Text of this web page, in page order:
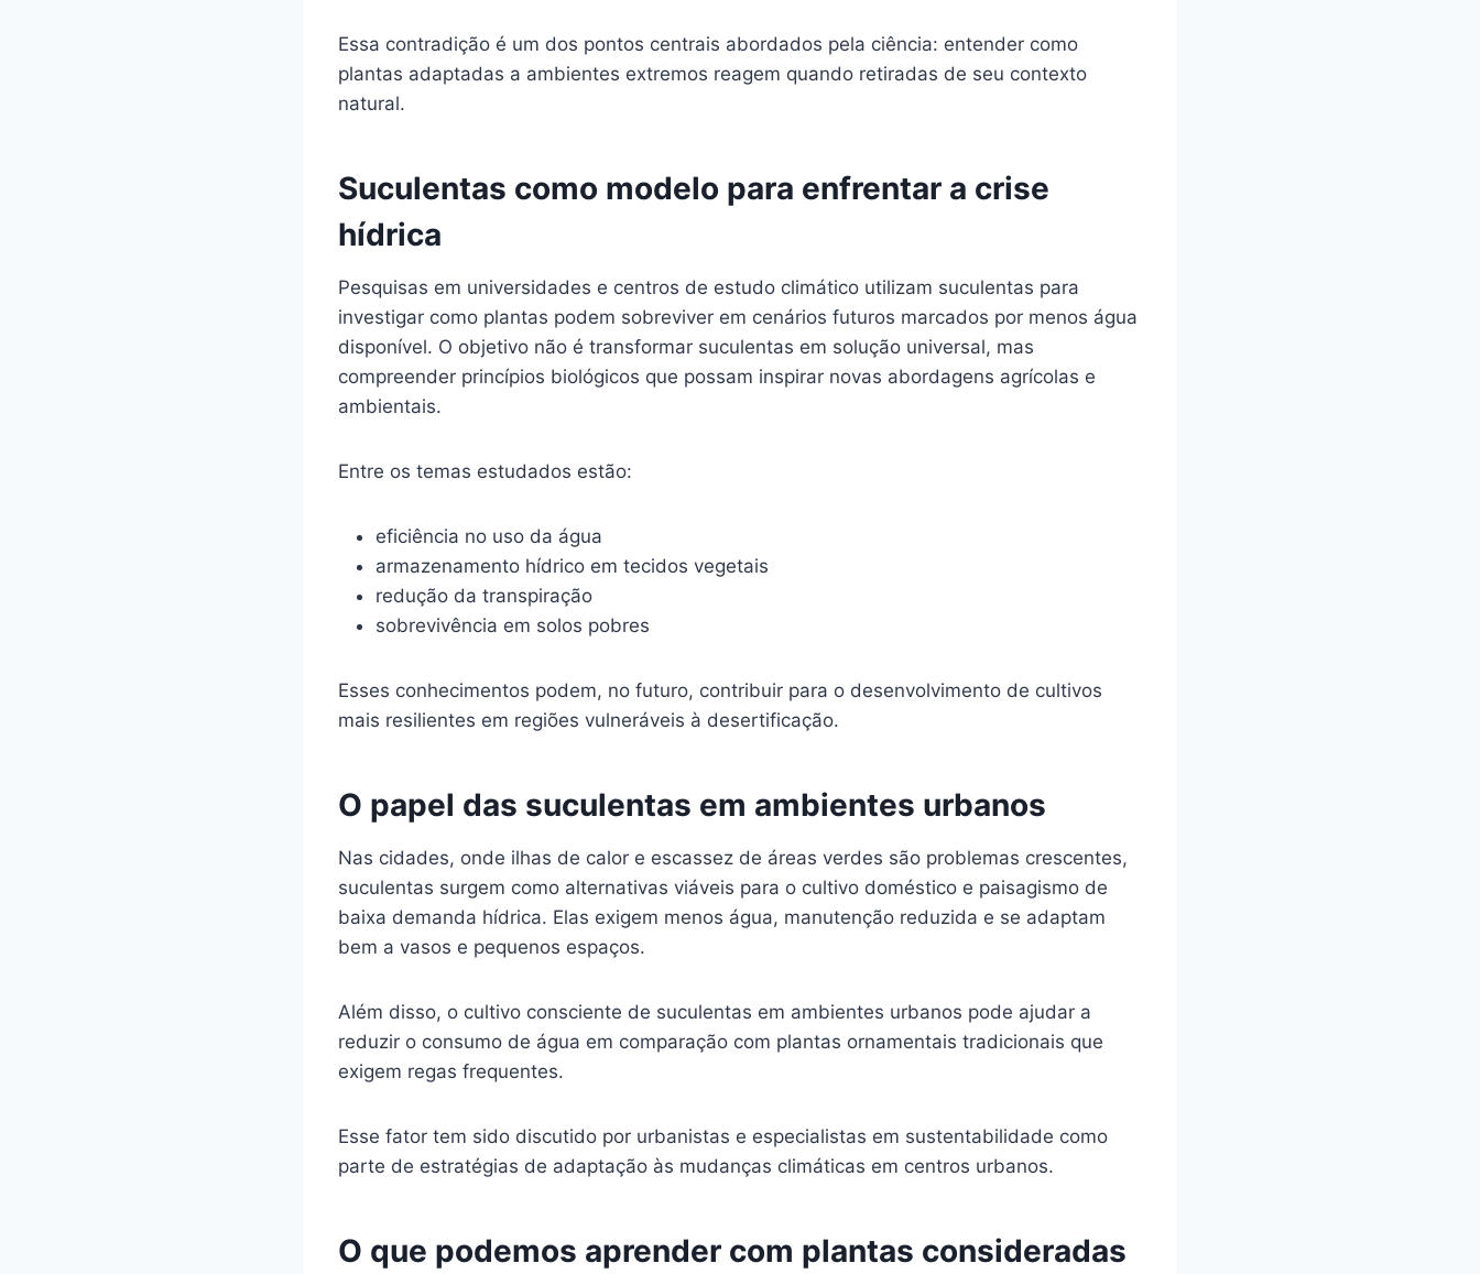
Essa contradição é um dos pontos centrais abordados pela ciência: entender como
plantas adaptadas a ambientes extremos reagem quando retiradas de seu contexto
natural.
Suculentas como modelo para enfrentar a crise
hídrica
Pesquisas em universidades e centros de estudo climático utilizam suculentas para
investigar como plantas podem sobreviver em cenários futuros marcados por menos água
disponível. O objetivo não é transformar suculentas em solução universal, mas
compreender princípios biológicos que possam inspirar novas abordagens agrícolas e
ambientais.
Entre os temas estudados estão:
eficiência no uso da água
armazenamento hídrico em tecidos vegetais
redução da transpiração
sobrevivência em solos pobres
Esses conhecimentos podem, no futuro, contribuir para o desenvolvimento de cultivos
mais resilientes em regiões vulneráveis à desertificação.
O papel das suculentas em ambientes urbanos
Nas cidades, onde ilhas de calor e escassez de áreas verdes são problemas crescentes,
suculentas surgem como alternativas viáveis para o cultivo doméstico e paisagismo de
baixa demanda hídrica. Elas exigem menos água, manutenção reduzida e se adaptam
bem a vasos e pequenos espaços.
Além disso, o cultivo consciente de suculentas em ambientes urbanos pode ajudar a
reduzir o consumo de água em comparação com plantas ornamentais tradicionais que
exigem regas frequentes.
Esse fator tem sido discutido por urbanistas e especialistas em sustentabilidade como
parte de estratégias de adaptação às mudanças climáticas em centros urbanos.
O que podemos aprender com plantas consideradas